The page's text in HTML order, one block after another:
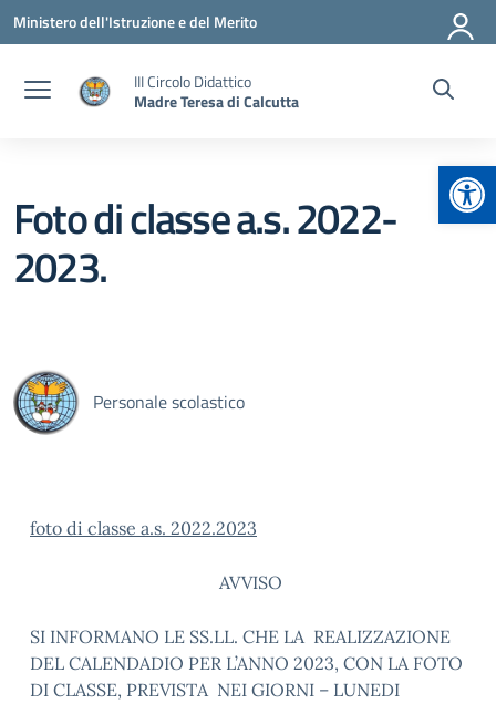
Vai ai contenuti
Vai al menu di navigazione
Vai al footer
Ministero dell'Istruzione e del Merito
III Circolo Didattico
Madre Teresa di Calcutta
Foto di classe a.s. 2022-
2023.
Personale scolastico
foto di classe a.s. 2022.2023
AVVISO
SI INFORMANO LE SS.LL. CHE LA REALIZZAZIONE
DEL CALENDADIO PER L’ANNO 2023, CON LA FOTO
DI CLASSE, PREVISTA NEI GIORNI – LUNEDI